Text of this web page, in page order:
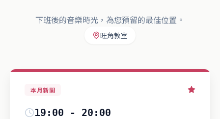
下班後的音樂時光，為您預留的最佳位置。
旺角教室
本月新開
19:00 - 20:00